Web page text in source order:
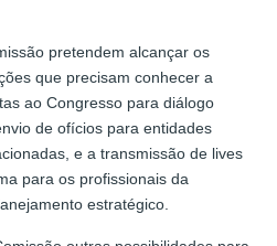
pretendem alcançar os
que precisam conhecer a
ao Congresso para diálogo
de ofícios para entidades
e a transmissão de lives
para os profissionais da
estratégico.